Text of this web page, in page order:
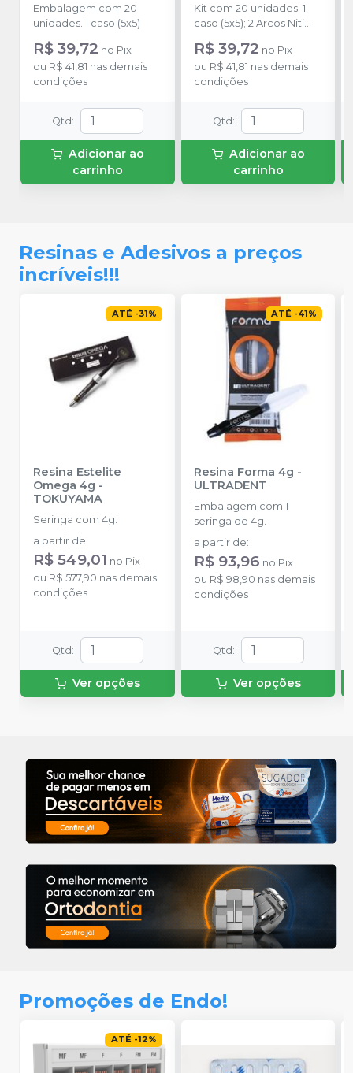
ORTHOMETRIC
Embalagem com 20
unidades. 1 caso (5x5)
R$ 39,72 no Pix
ou R$ 41,81 nas demais
condições
Qtd :
Adicionar ao
carrinho
Arcos - 10.10.2940 -
ORTHOMETRIC
Kit com 20 unidades. 1
caso (5x5); 2 Arcos Niti
Superelástico 0,014
Sup/Inf; 4 Tubos de
Colagem Simples Roth
022. Com gancho nos
R$ 39,72 no Pix
ou R$ 41,81 nas demais
condições
Qtd :
Adicionar ao
carrinho
Resinas e Adesivos a preços
incríveis!!!
ATÉ -31%
Resina Estelite
Omega 4g -
TOKUYAMA
Seringa com 4g.
a partir de:
R$ 549,01 no Pix
ou R$ 577,90 nas demais
condições
Qtd :
Ver opções
ATÉ -41%
Resina Forma 4g -
ULTRADENT
Embalagem com 1
seringa de 4g.
a partir de:
R$ 93,96 no Pix
ou R$ 98,90 nas demais
condições
Qtd :
Ver opções
Promoções de Endo!
ATÉ -12%